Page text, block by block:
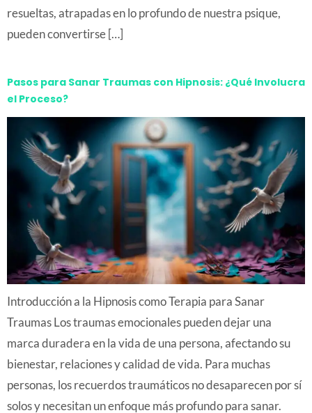
resueltas, atrapadas en lo profundo de nuestra psique,
pueden convertirse […]
Pasos para Sanar Traumas con Hipnosis: ¿Qué Involucra
el Proceso?
Introducción a la Hipnosis como Terapia para Sanar
Traumas Los traumas emocionales pueden dejar una
marca duradera en la vida de una persona, afectando su
bienestar, relaciones y calidad de vida. Para muchas
personas, los recuerdos traumáticos no desaparecen por sí
solos y necesitan un enfoque más profundo para sanar.